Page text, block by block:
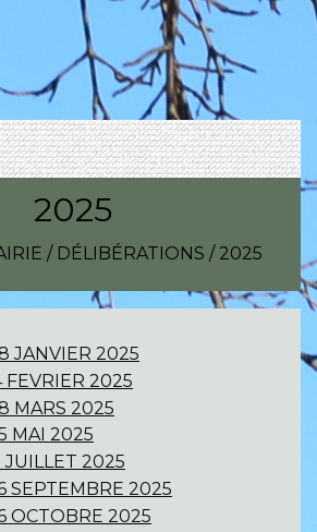
2025
/ DÉLIBÉRATIONS / 2025
JANVIER 2025
FEVRIER 2025
MARS 2025
MAI 2025
JUILLET 2025
SEPTEMBRE 2025
OCTOBRE 2025